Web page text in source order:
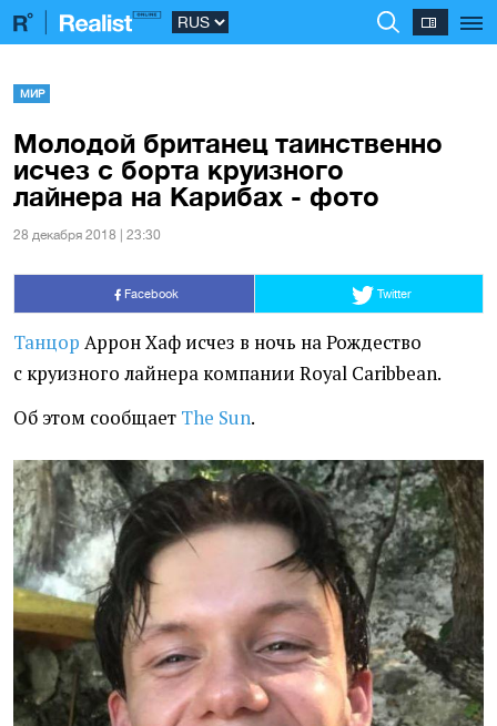
МИР
Молодой британец таинственно
исчез с борта круизного
лайнера на Карибах - фото
28 декабря 2018 | 23:30
Facebook Twitter
Танцор Аррон Хаф исчез в ночь на Рождество
с круизного лайнера компании Royal Caribbean.
Об этом сообщает The Sun.